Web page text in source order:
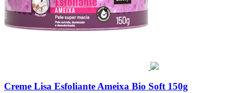
Creme Lisa Esfoliante Ameixa Bio Soft 150g